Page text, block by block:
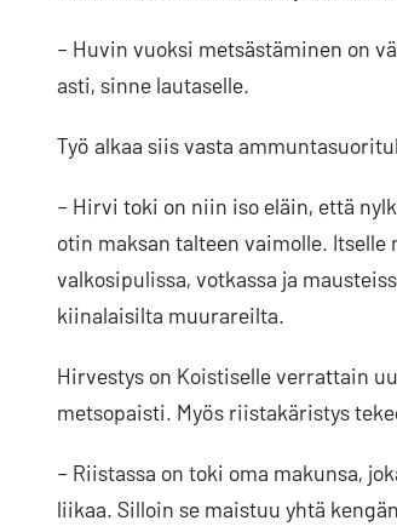
– Huvin vuoksi metsästäminen on
asti, sinne lautaselle.
Työ alkaa siis vasta
– Hirvi toki on niin iso eläin, että
otin maksan talteen vaimolle.
valkosipulissa, votkassa ja
kiinalaisilta muurareilta.
Hirvestys on Koistiselle verrattain
metsopaisti. Myös riistakäristys
– Riistassa on toki oma makunsa,
liikaa. Silloin se maistuu yhtä